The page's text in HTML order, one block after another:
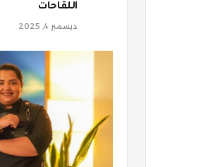
اللقاحات
ديسمبر 4, 2025